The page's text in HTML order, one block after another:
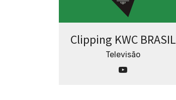
Clipping KWC BRASIL
Televisão